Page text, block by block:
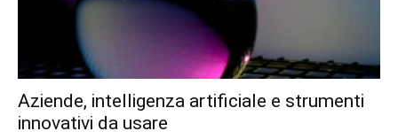
Aziende, intelligenza artificiale e strumenti
innovativi da usare